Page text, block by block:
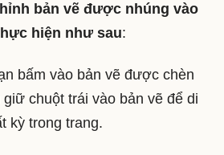
bản vẽ được nhúng vào
hiện như sau:
bấm vào bản vẽ được chèn
chuột trái vào bản vẽ để di
kỳ trong trang.